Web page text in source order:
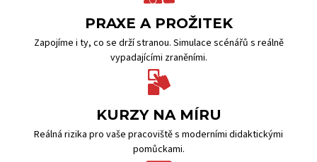
PRAXE A PROŽITEK
Zapojíme i ty, co se drží stranou. Simulace scénářů s reálně
vypadajícími zraněními.
KURZY NA MÍRU
Reálná rizika pro vaše pracoviště s moderními didaktickými
pomůckami.